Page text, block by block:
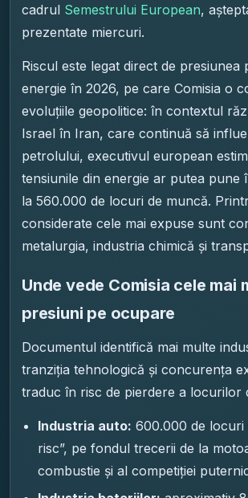
cadrul Semestrului European,
prezentate miercuri.
Riscul este legat direct de presiunea
energie în 2026, pe care Comisia o
evoluțiile geopolitice: în contextul
Israel în Iran, care continuă să
petrolului, executivul european
tensiunile din energie ar putea pune
la 560.000 de locuri de muncă.
considerate cele mai expuse sunt
metalurgia, industria chimică și
Unde vede Comisia cele mai
presiuni pe ocupare
Documentul identifică mai multe
tranziția tehnologică și concurența
traduc în risc de pierdere a locurilor
Industria auto: 600.000 de locuri
risc”, pe fondul trecerii de la
combustie și al competiției